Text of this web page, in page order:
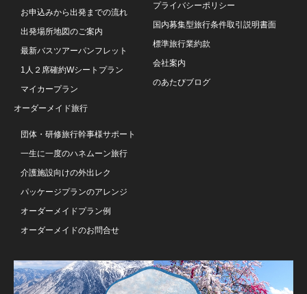
お申込みから出発までの流れ
出発場所地図のご案内
最新バスツアーパンフレット
1人２席確約Wシートプラン
マイカープラン
オーダーメイド旅行
団体・研修旅行幹事様サポート
一生に一度のハネムーン旅行
介護施設向けの外出レク
パッケージプランのアレンジ
オーダーメイドプラン例
オーダーメイドのお問合せ
プライバシーポリシー
国内募集型旅行条件取引説明書面
標準旅行業約款
会社案内
のあたびブログ